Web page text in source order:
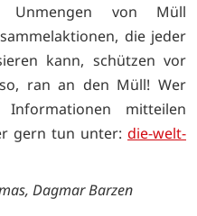
Unmengen von Müll
die jeder
kann, schützen vor
ran an den Müll! Wer
mitteilen
gern tun unter: die-welt-
Dagmar Barzen